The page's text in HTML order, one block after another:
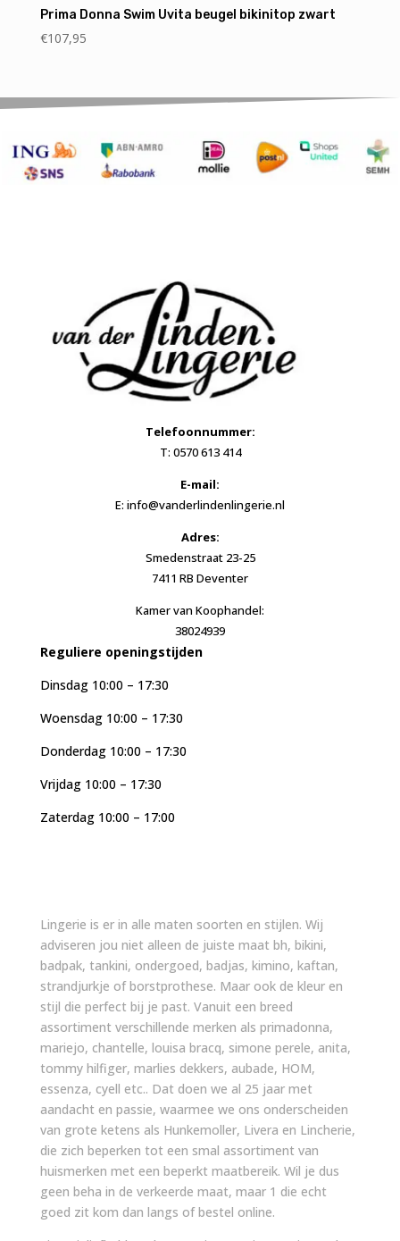
Prima Donna Swim Uvita beugel bikinitop zwart
€107,95
Telefoonnummer:
T: 0570 613 414
E-mail:
E: info@vanderlindenlingerie.nl
Adres:
Smedenstraat 23-25
7411 RB Deventer
Kamer van Koophandel:
38024939
Reguliere openingstijden
Dinsdag 10:00 – 17:30
Woensdag 10:00 – 17:30
Donderdag 10:00 – 17:30
Vrijdag 10:00 – 17:30
Zaterdag 10:00 – 17:00
Lingerie is er in alle maten soorten en stijlen. Wij
adviseren jou niet alleen de juiste maat bh, bikini,
badpak, tankini, ondergoed, badjas, kimino, kaftan,
strandjurkje of borstprothese. Maar ook de kleur en
stijl die perfect bij je past. Vanuit een breed
assortiment verschillende merken als primadonna,
mariejo, chantelle, louisa bracq, simone perele, anita,
tommy hilfiger, marlies dekkers, aubade, HOM,
essenza, cyell etc.. Dat doen we al 25 jaar met
aandacht en passie, waarmee we ons onderscheiden
van grote ketens als Hunkemoller, Livera en Lincherie,
die zich beperken tot een smal assortiment van
huismerken met een beperkt maatbereik. Wil je dus
geen beha in de verkeerde maat, maar 1 die echt
goed zit kom dan langs of bestel online.